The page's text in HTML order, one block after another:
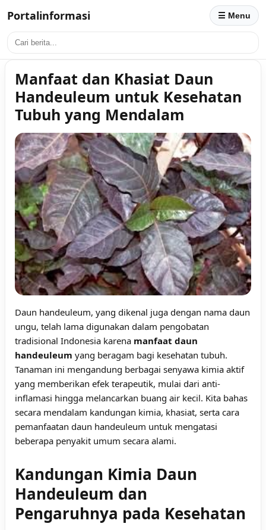
Portalinformasi ☰ Menu
Manfaat dan Khasiat Daun
Handeuleum untuk Kesehatan
Tubuh yang Mendalam
Daun handeuleum, yang dikenal juga dengan nama daun
ungu, telah lama digunakan dalam pengobatan
tradisional Indonesia karena manfaat daun
handeuleum yang beragam bagi kesehatan tubuh.
Tanaman ini mengandung berbagai senyawa kimia aktif
yang memberikan efek terapeutik, mulai dari anti-
inflamasi hingga melancarkan buang air kecil. Kita bahas
secara mendalam kandungan kimia, khasiat, serta cara
pemanfaatan daun handeuleum untuk mengatasi
beberapa penyakit umum secara alami.
Kandungan Kimia Daun
Handeuleum dan
Pengaruhnya pada Kesehatan